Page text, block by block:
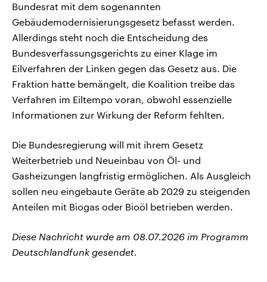
Bundesrat mit dem sogenannten
Gebäudemodernisierungsgesetz befasst werden.
Allerdings steht noch die Entscheidung des
Bundesverfassungsgerichts zu einer Klage im
Eilverfahren der Linken gegen das Gesetz aus. Die
Fraktion hatte bemängelt, die Koalition treibe das
Verfahren im Eiltempo voran, obwohl essenzielle
Informationen zur Wirkung der Reform fehlten.
Die Bundesregierung will mit ihrem Gesetz
Weiterbetrieb und Neueinbau von Öl- und
Gasheizungen langfristig ermöglichen. Als Ausgleich
sollen neu eingebaute Geräte ab 2029 zu steigenden
Anteilen mit Biogas oder Bioöl betrieben werden.
Diese Nachricht wurde am 08.07.2026 im Programm
Deutschlandfunk gesendet.